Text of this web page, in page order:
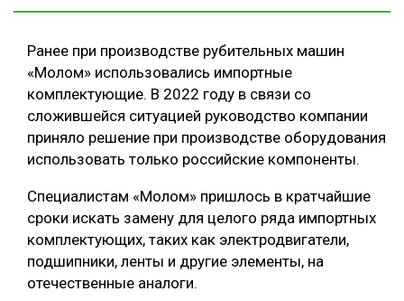
Ранее при производстве рубительных машин
«Молом» использовались импортные
комплектующие. В 2022 году в связи со
сложившейся ситуацией руководство компании
приняло решение при производстве оборудования
использовать только российские компоненты.
Специалистам «Молом» пришлось в кратчайшие
сроки искать замену для целого ряда импортных
комплектующих, таких как электродвигатели,
подшипники, ленты и другие элементы, на
отечественные аналоги.